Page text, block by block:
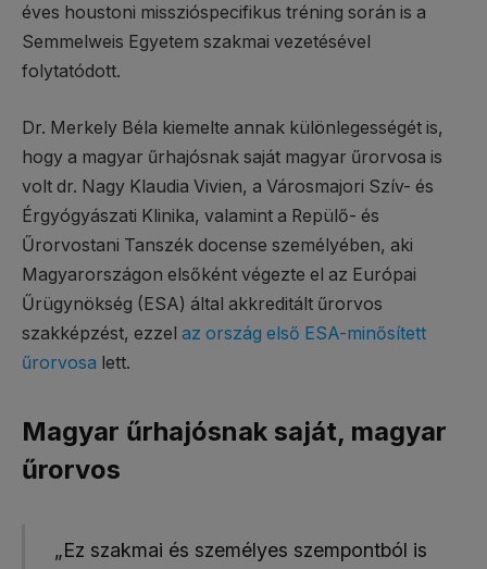
éves houstoni misszióspecifikus tréning során is a
Semmelweis Egyetem szakmai vezetésével
folytatódott.
Dr. Merkely Béla kiemelte annak különlegességét is,
hogy a magyar űrhajósnak saját magyar űrorvosa is
volt dr. Nagy Klaudia Vivien, a Városmajori Szív- és
Érgyógyászati Klinika, valamint a Repülő- és
Űrorvostani Tanszék docense személyében, aki
Magyarországon elsőként végezte el az Európai
Űrügynökség (ESA) által akkreditált űrorvos
szakképzést, ezzel az ország első ESA-minősített
űrorvosa lett.
Magyar űrhajósnak saját, magyar
űrorvos
„Ez szakmai és személyes szempontból is